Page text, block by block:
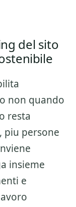
del sito
non quando
resta
piu persone
insieme
e